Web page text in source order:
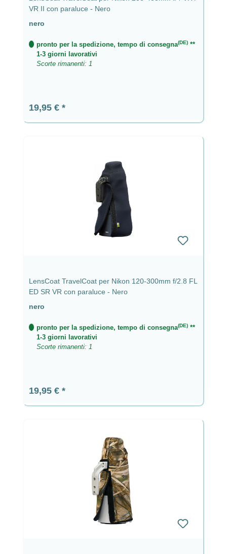
VR II con paraluce - Nero
nero
pronto per la spedizione, tempo di consegna(DE) **
1-3 giorni lavorativi
Scorte rimanenti: 1
Prezzo normale:
19,95 €
LensCoat TravelCoat per Nikon 120-300mm f/2.8 FL
ED SR VR con paraluce - Nero
nero
pronto per la spedizione, tempo di consegna(DE) **
1-3 giorni lavorativi
Scorte rimanenti: 1
Prezzo normale:
19,95 €